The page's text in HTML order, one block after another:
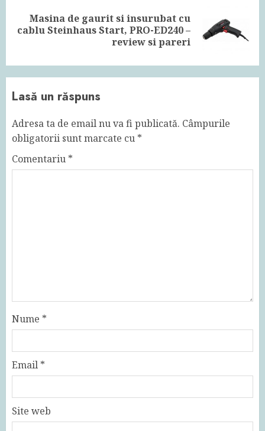
Next
Masina de gaurit si insurubat cu
cablu Steinhaus Start, PRO-ED240 –
review si pareri
Lasă un răspuns
Adresa ta de email nu va fi publicată. Câmpurile
obligatorii sunt marcate cu *
Comentariu *
Nume *
Email *
Site web